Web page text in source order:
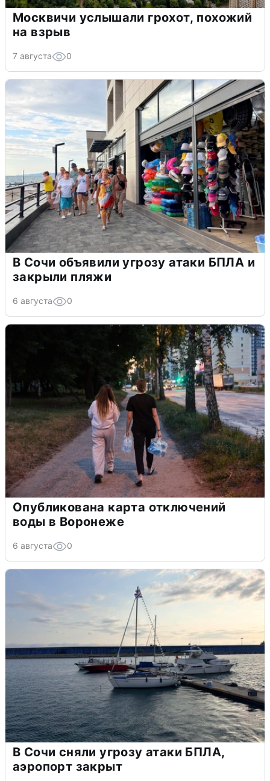
Москвичи услышали грохот, похожий
на взрыв
7 августа 0
В Сочи объявили угрозу атаки БПЛА и
закрыли пляжи
6 августа 0
Опубликована карта отключений
воды в Воронеже
6 августа 0
В Сочи сняли угрозу атаки БПЛА,
аэропорт закрыт